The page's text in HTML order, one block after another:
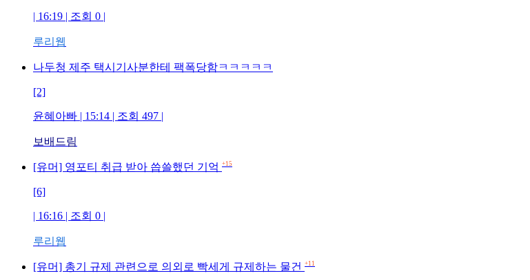
| 16:19 | 조회 0 |
루리웹
나두청 제주 택시기사분한테 팩폭당함ㅋㅋㅋㅋㅋ
[2]
윤혜아빠 | 15:14 | 조회 497 |
보배드림
[유머] 영포티 취급 받아 씁쓸했던 기억 +15
[6]
| 16:16 | 조회 0 |
루리웹
[유머] 총기 규제 관련으로 의외로 빡세게 규제하는 물건 +11